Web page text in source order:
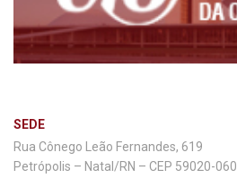
SEDE
Rua Cônego Leão Fernandes, 619
Petrópolis – Natal/RN – CEP 59020-060